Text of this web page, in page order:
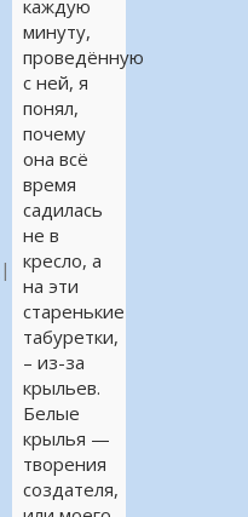
каждую
минуту,
проведённую
с ней, я
понял,
почему
она всё
время
садилась
не в
кресло, а
на эти
старенькие
табуретки,
– из-за
крыльев.
Белые
крылья —
творения
создателя,
|